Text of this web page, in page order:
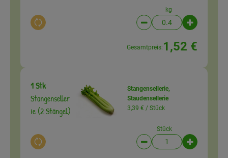
Auswahl ändern
kg
Artikelanzahl
Gesamtpreis: 1,52 €
1 Stk
Stangenseller
ie (2 Stängel)
Auswahl ändern
Stangensellerie,
Staudensellerie
3,39 € / Stück
Stück
Artikelanzahl